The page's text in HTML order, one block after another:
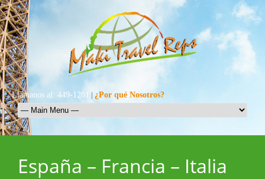
Llamanos al: 449-1281 | ¿Por qué Nosotros?
España – Francia – Italia